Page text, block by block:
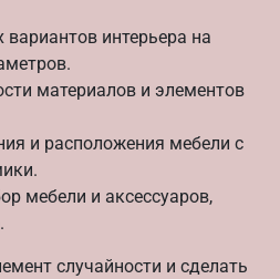
вариантов интерьера на
материалов и элементов
и расположения мебели с
мебели и аксессуаров,
случайности и сделать